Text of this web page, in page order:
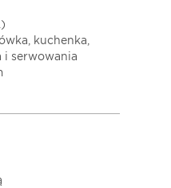
kuchenka,
i serwowania